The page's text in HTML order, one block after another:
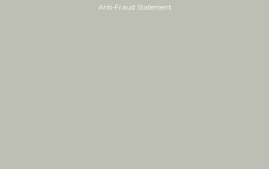
Anti-Fraud Statement